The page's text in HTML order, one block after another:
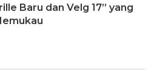
Baru dan Velg 17” yang